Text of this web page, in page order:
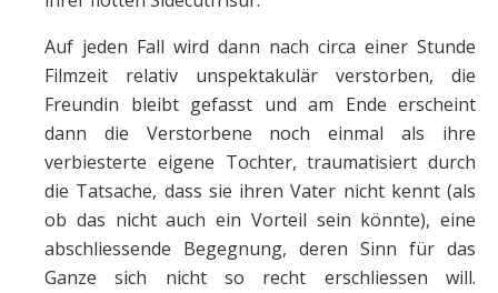
Auf jeden Fall wird dann nach circa einer Stunde
Filmzeit relativ unspektakulär verstorben, die
Freundin bleibt gefasst und am Ende erscheint
dann die Verstorbene noch einmal als ihre
verbiesterte eigene Tochter, traumatisiert durch
die Tatsache, dass sie ihren Vater nicht kennt (als
ob das nicht auch ein Vorteil sein könnte), eine
abschliessende Begegnung, deren Sinn für das
Ganze sich nicht so recht erschliessen will.